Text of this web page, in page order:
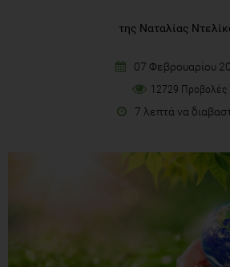
7 λεπτά να